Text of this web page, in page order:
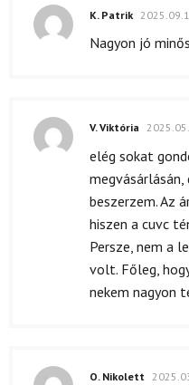
K. Patrik
Nagyon jó
V. Viktória
elég sokat
beszerzem. Az
hiszen a cuvc
Persze, nem a
volt. Főleg,
nekem nagyon
O. Nikolett